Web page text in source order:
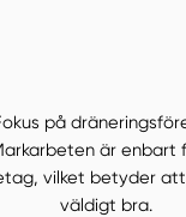
på
är enbart
vilket betyder att
väldigt bra.